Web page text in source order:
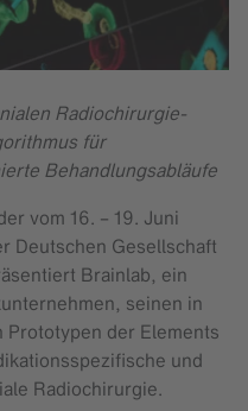
Radiochirurgie-
für
Behandlungsabläufe
vom 16. – 19. Juni
Deutschen Gesellschaft
Brainlab, ein
seinen in
der Elements
und
Radiochirurgie.